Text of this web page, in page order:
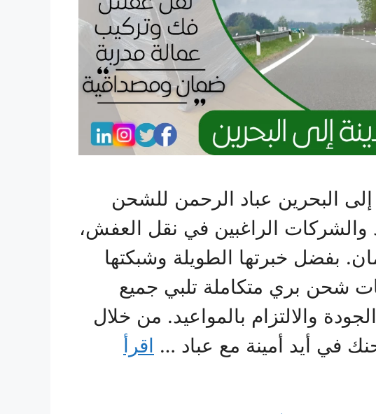
البحرين عباد الرحمن للشحن
والشركات الراغبين في نقل العفش،
بفضل خبرتها الطويلة وشبكتها
شحن بري متكاملة تلبي جميع
والالتزام بالمواعيد. من خلال
في أيد أمينة مع عباد … اقرأ